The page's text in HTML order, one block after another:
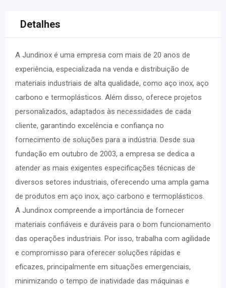
Detalhes
A Jundinox é uma empresa com mais de 20 anos de
experiência, especializada na venda e distribuição de
materiais industriais de alta qualidade, como aço inox, aço
carbono e termoplásticos. Além disso, oferece projetos
personalizados, adaptados às necessidades de cada
cliente, garantindo excelência e confiança no
fornecimento de soluções para a indústria. Desde sua
fundação em outubro de 2003, a empresa se dedica a
atender as mais exigentes especificações técnicas de
diversos setores industriais, oferecendo uma ampla gama
de produtos em aço inox, aço carbono e termoplásticos.
A Jundinox compreende a importância de fornecer
materiais confiáveis e duráveis para o bom funcionamento
das operações industriais. Por isso, trabalha com agilidade
e compromisso para oferecer soluções rápidas e
eficazes, principalmente em situações emergenciais,
minimizando o tempo de inatividade das máquinas e